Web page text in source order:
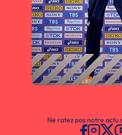
Ne ratez pas notre actu